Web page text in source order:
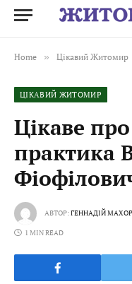
Home » Цікавий Житомир
ЦІКАВИЙ ЖИТОМИР
Цікаве
практика
АВТОР:ГЕННАДІЙ
1 MIN READ